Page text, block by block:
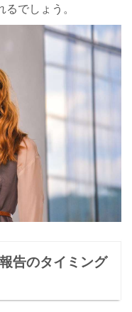
でしょう。
告のタイミング